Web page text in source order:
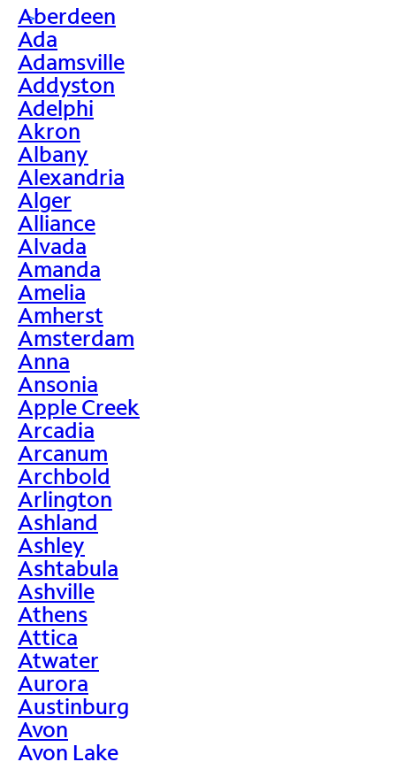
>
Aberdeen
Ada
Adamsville
Addyston
Adelphi
Akron
Albany
Alexandria
Alger
Alliance
Alvada
Amanda
Amelia
Amherst
Amsterdam
Anna
Ansonia
Apple Creek
Arcadia
Arcanum
Archbold
Arlington
Ashland
Ashley
Ashtabula
Ashville
Athens
Attica
Atwater
Aurora
Austinburg
Avon
Avon Lake